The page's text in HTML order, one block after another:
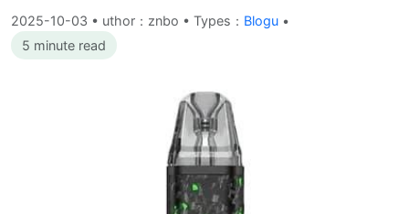
2025-10-03 • uthor：znbo • Types： Blogu •
5 minute read